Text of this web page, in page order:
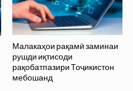
Малакаҳои рақамӣ заминаи
рушди иқтисоди
рақобатпазири Тоҷикистон
мебошанд